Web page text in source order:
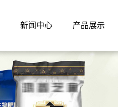
新闻中心 产品展示